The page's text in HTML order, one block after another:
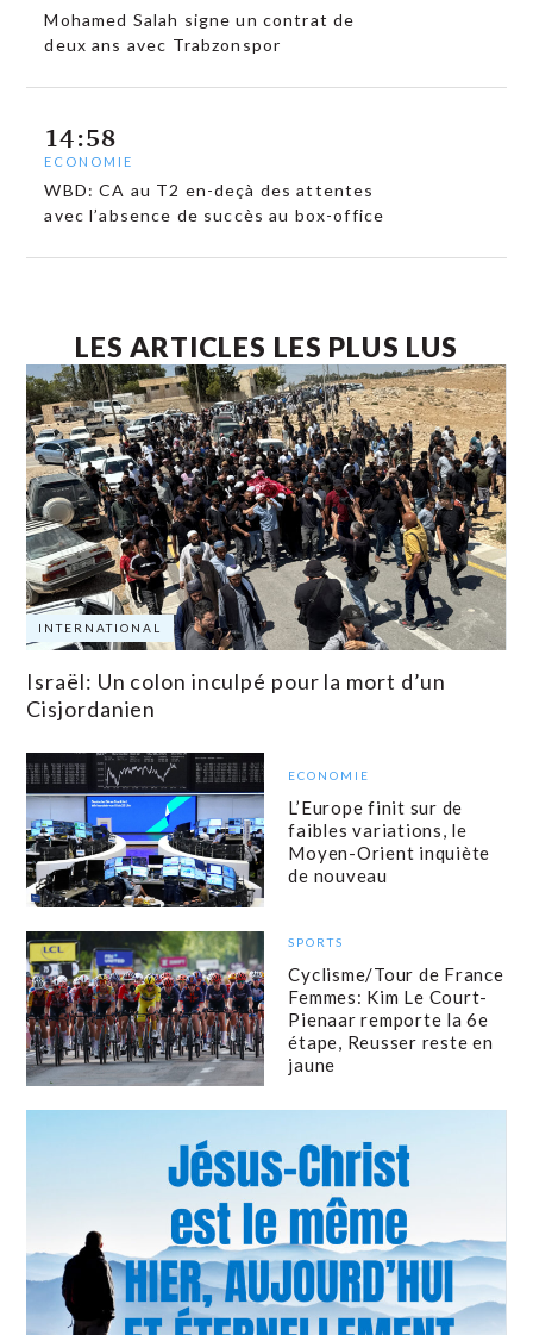
Mohamed Salah signe un contrat de
deux ans avec Trabzonspor
14:58
ECONOMIE
WBD: CA au T2 en-deçà des attentes
avec l’absence de succès au box-office
LES ARTICLES LES PLUS LUS
INTERNATIONAL
Israël: Un colon inculpé pour la mort d’un
Cisjordanien
ECONOMIE
L’Europe finit sur de
faibles variations, le
Moyen-Orient inquiète
de nouveau
SPORTS
Cyclisme/Tour de France
Femmes: Kim Le Court-
Pienaar remporte la 6e
étape, Reusser reste en
jaune